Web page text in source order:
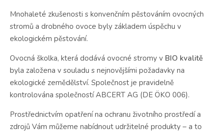
Mnohaleté zkušenosti s konvenčním pěstováním ovocných
stromů a drobného ovoce byly základem úspěchu v
ekologickém pěstování.
Ovocná školka, která dodává ovocné stromy v BIO kvalitě
byla založena v souladu s nejnovějšími požadavky na
ekologické zemědělství. Společnost je pravidelně
kontrolována společností ABCERT AG (DE ÖKO 006).
Prostřednictvím opatření na ochranu životního prostředí a
zdrojů Vám můžeme nabídnout udržitelné produkty – a to